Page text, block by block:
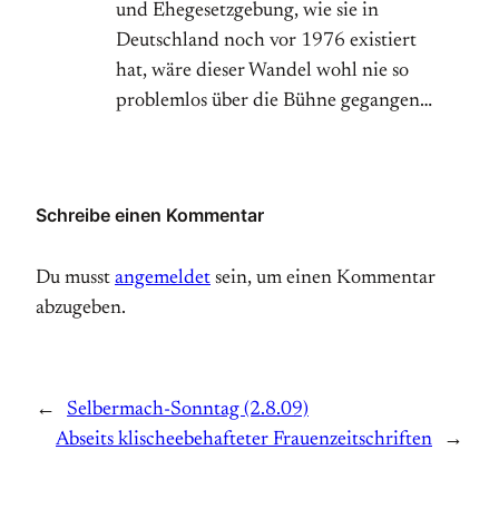
und Ehegesetzgebung, wie sie in
Deutschland noch vor 1976 existiert
hat, wäre dieser Wandel wohl nie so
problemlos über die Bühne gegangen…
Schreibe einen Kommentar
Du musst angemeldet sein, um einen Kommentar
abzugeben.
←
Selbermach-Sonntag (2.8.09)
Abseits klischeebehafteter Frauenzeitschriften
→